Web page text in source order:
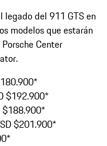
legado del 911 GTS en
modelos que estarán
Center
$192.900*
$188.900*
$201.900*